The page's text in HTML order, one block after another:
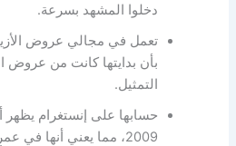
دخلوا المشهد بسرعة.
تعمل في مجالي عروض
بأن بدايتها كانت من عروض
التمثيل.
حسابها على إنستغرام
2009، مما يعني أنها في